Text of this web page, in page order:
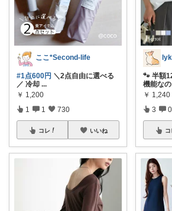
ここ*Second-life
#1点600円 ＼2点自由に選べる
／ 冷却 ...
￥ 1,200
1 1 730
コレ いいね
🐾 半額
機能なの
￥ 1,240
3 0
コ